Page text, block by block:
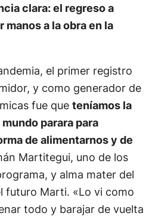
clara: el regreso a
a la obra en la
el primer registro
y como generador de
fue que teníamos la
parara para
de alimentarnos y de
Martitegui, uno de los
y alma mater del
futuro Marti. «Lo vi como
todo y barajar de vuelta